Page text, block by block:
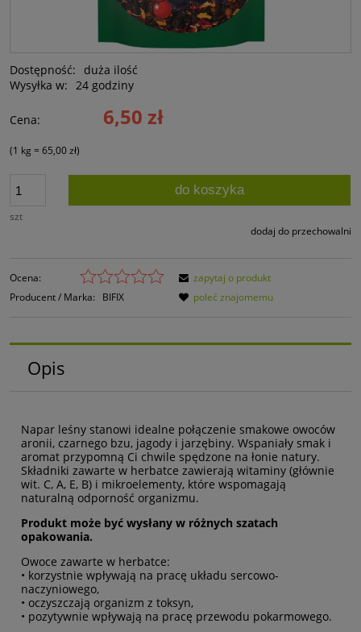
Dostępność:
duża ilość
Wysyłka w: 24 godziny
Cena: 6,50 zł
(1 kg = 65,00 zł)
szt
do koszyka
dodaj do przechowalni
Ocena:
Producent / Marka:
BIFIX
zapytaj o produkt
poleć znajomemu
Opis
Napar leśny stanowi idealne połączenie smakowe owoców
aronii, czarnego bzu, jagody i jarzębiny. Wspaniały smak i
aromat przypomną Ci chwile spędzone na łonie natury.
Składniki zawarte w herbatce zawierają witaminy (głównie
wit. C, A, E, B) i mikroelementy, które wspomagają
naturalną odporność organizmu.
Produkt może być wysłany w różnych szatach
opakowania.
Owoce zawarte w herbatce:
• korzystnie wpływają na pracę układu sercowo-
naczyniowego,
• oczyszczają organizm z toksyn,
• pozytywnie wpływają na pracę przewodu pokarmowego.